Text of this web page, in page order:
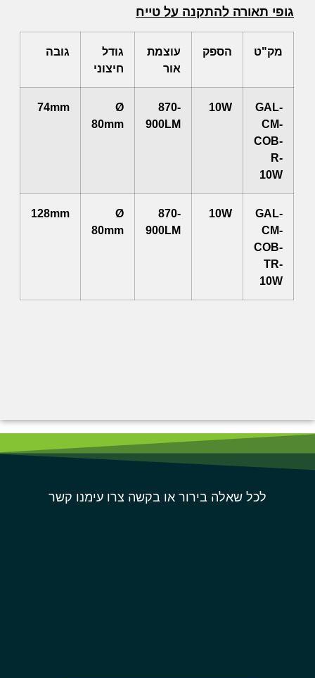
גופי תאורה להתקנה על טייח
מק"ט הספק
עוצמת
אור
גודל
חיצוני
גובה
GAL-
CM-
COB-
R-
10W
10W
870-
900LM
Ø
80mm
74mm
GAL-
CM-
COB-
TR-
10W
10W
870-
900LM
Ø
80mm
128mm
לכל שאלה בירור או בקשה צרו עימנו קשר